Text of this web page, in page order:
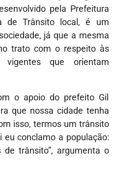
pela Prefeitura
de Trânsito local, é um
já que a mesma
trato com o respeito às
vigentes que orientam
o apoio do prefeito Gil
que nossa cidade tenha
isso, termos um trânsito
eu conclamo a população:
trânsito”, argumenta o